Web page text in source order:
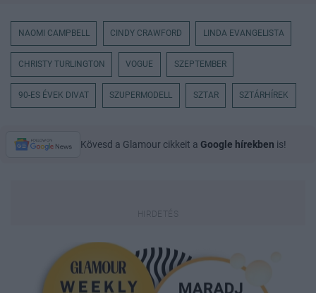
NAOMI CAMPBELL CINDY CRAWFORD LINDA EVANGELISTA
CHRISTY TURLINGTON VOGUE SZEPTEMBER
90-ES ÉVEK DIVAT SZUPERMODELL SZTAR SZTÁRHÍREK
Kövesd a Glamour cikkeit a Google hírekben is!